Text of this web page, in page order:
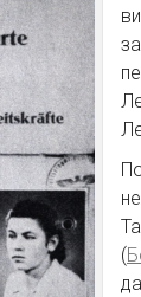
(